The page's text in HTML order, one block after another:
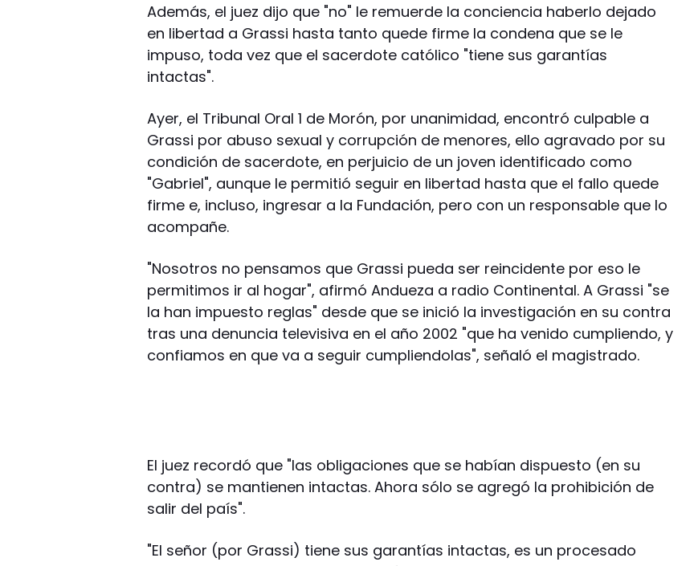
Además, el juez dijo que "no" le remuerde la conciencia haberlo dejado
en libertad a Grassi hasta tanto quede firme la condena que se le
impuso, toda vez que el sacerdote católico "tiene sus garantías
intactas".
Ayer, el Tribunal Oral 1 de Morón, por unanimidad, encontró culpable a
Grassi por abuso sexual y corrupción de menores, ello agravado por su
condición de sacerdote, en perjuicio de un joven identificado como
"Gabriel", aunque le permitió seguir en libertad hasta que el fallo quede
firme e, incluso, ingresar a la Fundación, pero con un responsable que lo
acompañe.
"Nosotros no pensamos que Grassi pueda ser reincidente por eso le
permitimos ir al hogar", afirmó Andueza a radio Continental. A Grassi "se
la han impuesto reglas" desde que se inició la investigación en su contra
tras una denuncia televisiva en el año 2002 "que ha venido cumpliendo, y
confiamos en que va a seguir cumpliendolas", señaló el magistrado.
El juez recordó que "las obligaciones que se habían dispuesto (en su
contra) se mantienen intactas. Ahora sólo se agregó la prohibición de
salir del país".
"El señor (por Grassi) tiene sus garantías intactas, es un procesado